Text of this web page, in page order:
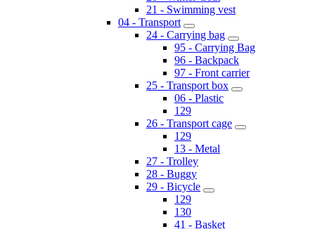
21 - Swimming vest
04 - Transport
24 - Carrying bag
95 - Carrying Bag
96 - Backpack
97 - Front carrier
25 - Transport box
06 - Plastic
129
26 - Transport cage
129
13 - Metal
27 - Trolley
28 - Buggy
29 - Bicycle
129
130
41 - Basket